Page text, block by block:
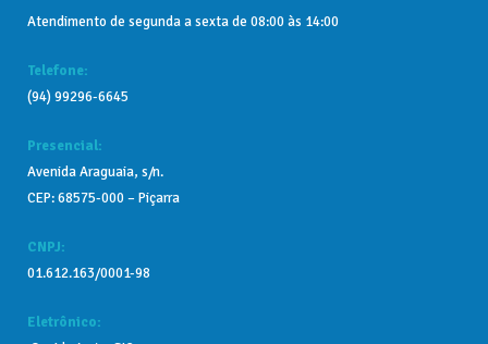
Atendimento de segunda a sexta de 08:00 às 14:00
Telefone:
(94) 99296-6645
Presencial:
Avenida Araguaia, s/n.
CEP: 68575-000 – Piçarra
CNPJ:
01.612.163/0001-98
Eletrônico: